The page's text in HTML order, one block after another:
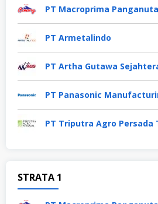
PT Macroprima
PT Armetalindo
PT Artha Gutawa
PT Panasonic
PT Triputra Agro Persada
STRATA 1